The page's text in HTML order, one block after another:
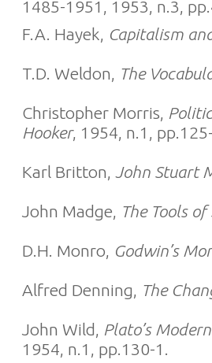
1485-1951, 1953, n.3,
F.A. Hayek, Capitalism
T.D. Weldon, The
Christopher Morris,
Hooker, 1954, n.1,
Karl Britton, John Stuart
John Madge, The Tools of
D.H. Monro, Godwin’s
Alfred Denning, The
John Wild, Plato’s
1954, n.1, pp.130-1.